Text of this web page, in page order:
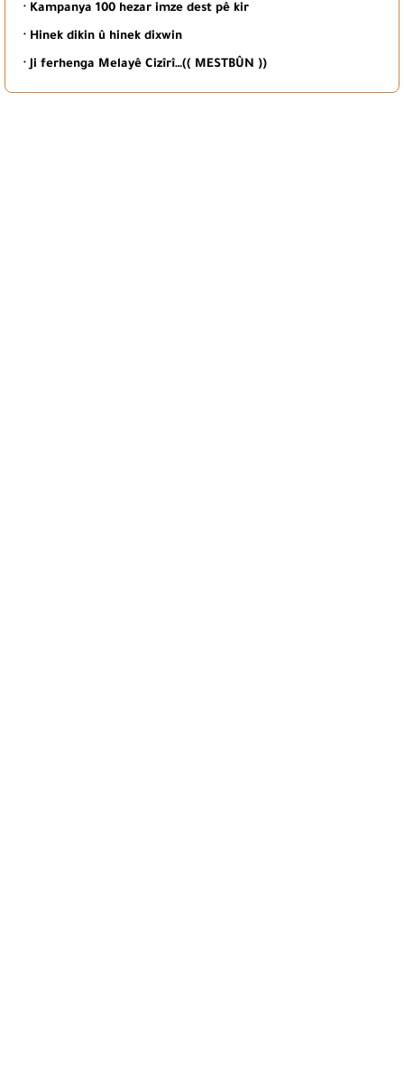
· Kampanya 100 hezar imze dest pê kir
· Hinek dikin û hinek dixwin
· Ji ferhenga Melayê Cizîrî…(( MESTBÛN ))